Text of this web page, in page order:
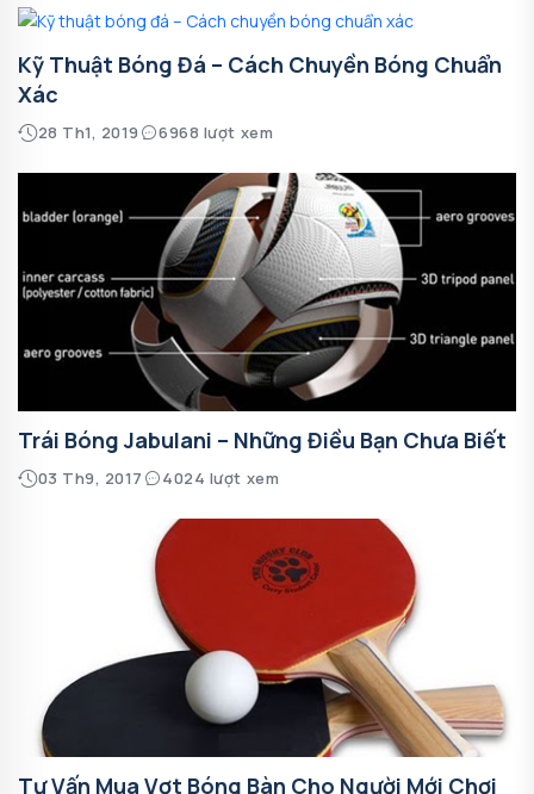
Kỹ Thuật Bóng Đá – Cách Chuyền Bóng Chuẩn
Xác
28 Th1, 2019 6968 lượt xem
Trái Bóng Jabulani – Những Điều Bạn Chưa Biết
03 Th9, 2017 4024 lượt xem
Tư Vấn Mua Vợt Bóng Bàn Cho Người Mới Chơi